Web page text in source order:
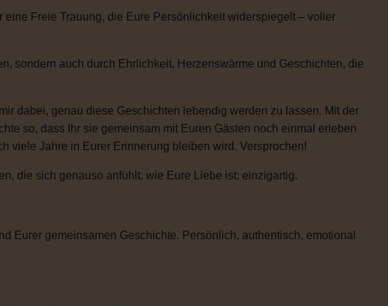
Freie Trauung, die Eure Persönlichkeit widerspiegelt – voller
sondern auch durch Ehrlichkeit, Herzenswärme und Geschichten, die
dabei, genau diese Geschichten lebendig werden zu lassen. Mit der
so, dass Ihr sie gemeinsam mit Euren Gästen noch einmal erleben
viele Jahre in Eurer Erinnerung bleiben wird. Versprochen!
die sich genauso anfühlt, wie Eure Liebe ist: einzigartig.
Eurer gemeinsamen Geschichte. Persönlich, authentisch, emotional